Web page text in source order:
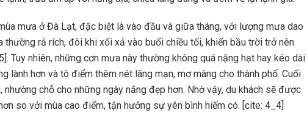
mưa ở Đà Lạt, đặc biệt là vào đầu và giữa tháng, với lượng mưa dao
rả rích, đôi khi xối xả vào buổi chiều tối, khiến bầu trời trở nên
Tuy nhiên, những cơn mưa này thường không quá nặng hạt hay kéo dài
lành hơn và tô điểm thêm nét lãng mạn, mơ màng cho thành phố. Cuối
chỗ cho những ngày nắng đẹp hơn. Nhờ vậy, du khách sẽ được
so với mùa cao điểm, tận hưởng sự yên bình hiếm có. [cite: 4_4]